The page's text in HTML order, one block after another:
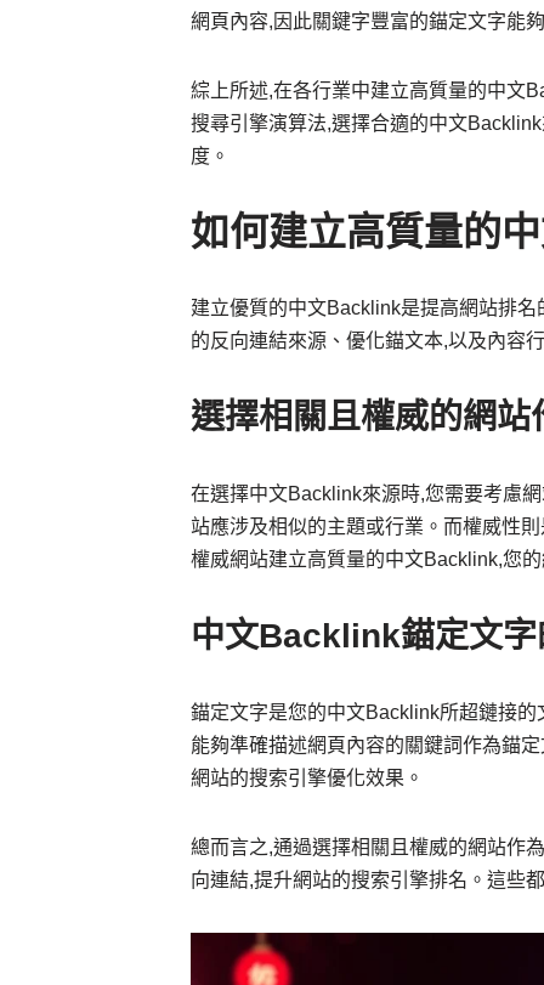
網頁內容,因此關鍵字豐富的錨定文字能
綜上所述,在各行業中建立高質量的中文
搜尋引擎演算法,選擇合適的中文
度。
如何建立高質量的
建立優質的中文Backlink是提高網站排
的反向連結來源、優化錨文本,以及內容
選擇相關且權威的網
在選擇中文Backlink來源時,您需要考慮
站應涉及相似的主題或行業。而權威性
權威網站建立高質量的中文Backlink,您
中文Backlink錨定文字
錨定文字是您的中文Backlink所超鏈接
能夠準確描述網頁內容的關鍵詞作為錨
網站的搜索引擎優化效果。
總而言之,通過選擇相關且權威的網站作
向連結,提升網站的搜索引擎排名。這些